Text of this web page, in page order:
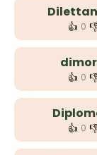
👍 0
👍 0
👍 0